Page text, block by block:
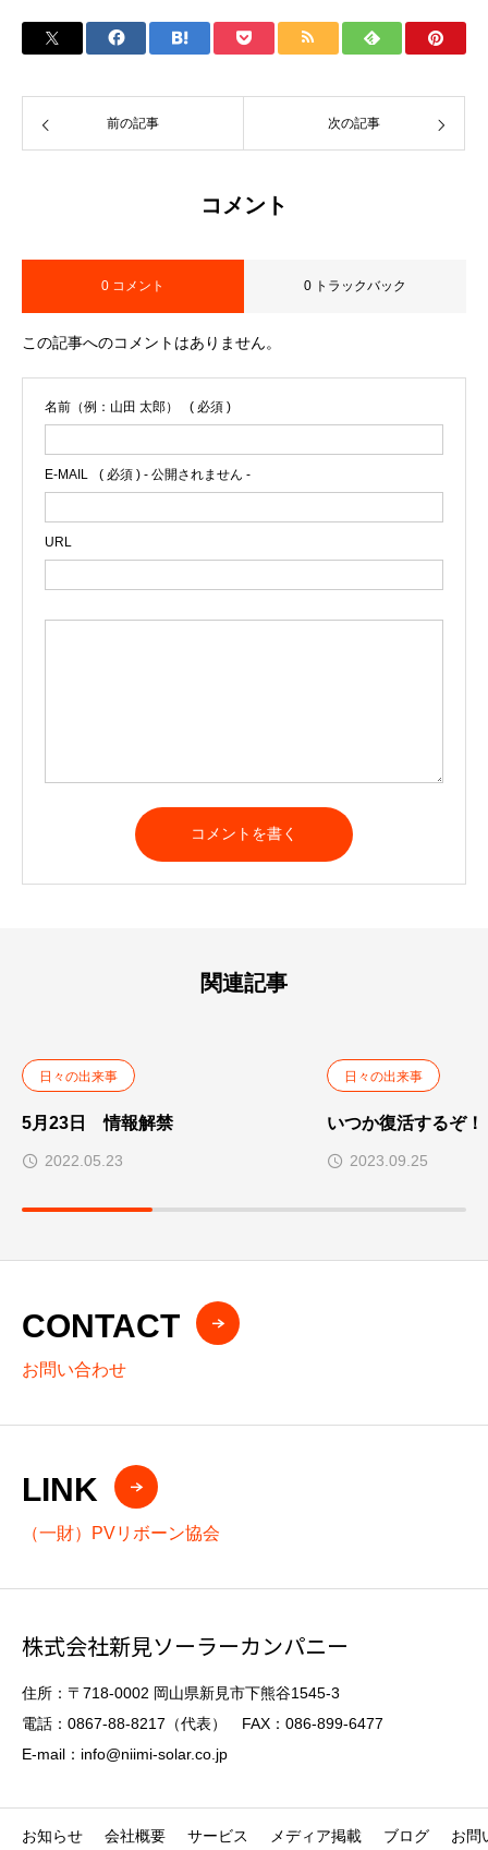
前の記事 次の記事
コメント
0 コメント 0 トラックバック
この記事へのコメントはありません。
名前（例：山田 太郎） ( 必須 )
E-MAIL ( 必須 ) - 公開されません -
URL
l
関連記事
日々の出来事
5月23日 情報解禁
2022.05.23
日々の出来事
いつか復活するぞ！
2023.09.25
CONTACT
お問い合わせ
LINK
（一財）PVリボーン協会
株式会社新見ソーラーカンパニー
住所：〒718-0002 岡山県新見市下熊谷1545-3
電話：0867-88-8217（代表） FAX：086-899-6477
E-mail：info@niimi-solar.co.jp
お知らせ 会社概要 サービス メディア掲載 ブログ お問